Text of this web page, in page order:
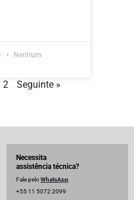
Nenhum
2 Seguinte »
Necessita
assistência técnica?
Fale peloWhatsApp
+55 11 5072 2099